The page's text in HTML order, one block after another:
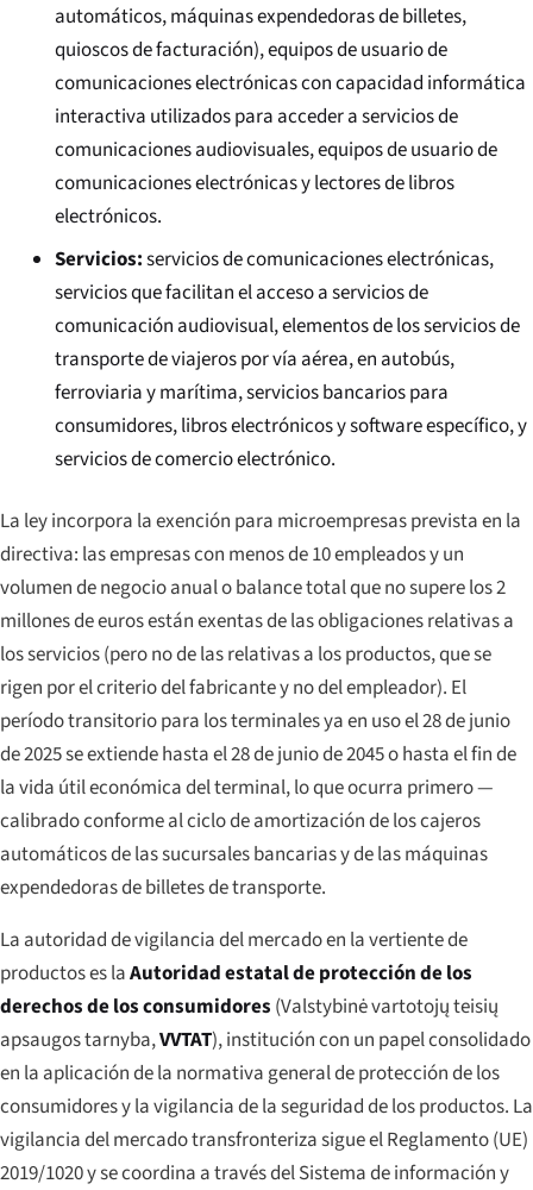
automáticos, máquinas expendedoras de billetes,
quioscos de facturación), equipos de usuario de
comunicaciones electrónicas con capacidad informática
interactiva utilizados para acceder a servicios de
comunicaciones audiovisuales, equipos de usuario de
comunicaciones electrónicas y lectores de libros
electrónicos.
Servicios:servicios de comunicaciones electrónicas,
servicios que facilitan el acceso a servicios de
comunicación audiovisual, elementos de los servicios de
transporte de viajeros por vía aérea, en autobús,
ferroviaria y marítima, servicios bancarios para
consumidores, libros electrónicos y software específico, y
servicios de comercio electrónico.
La ley incorpora la exención para microempresas prevista en la
directiva: las empresas con menos de 10 empleados y un
volumen de negocio anual o balance total que no supere los 2
millones de euros están exentas de las obligaciones relativas a
los servicios (pero no de las relativas a los productos, que se
rigen por el criterio del fabricante y no del empleador). El
período transitorio para los terminales ya en uso el 28 de junio
de 2025 se extiende hasta el 28 de junio de 2045 o hasta el fin de
la vida útil económica del terminal, lo que ocurra primero —
calibrado conforme al ciclo de amortización de los cajeros
automáticos de las sucursales bancarias y de las máquinas
expendedoras de billetes de transporte.
La autoridad de vigilancia del mercado en la vertiente de
productos es laAutoridad estatal de protección de los
derechos de los consumidores (Valstybinė vartotojų teisių
apsaugos tarnyba,VVTAT), institución con un papel consolidado
en la aplicación de la normativa general de protección de los
consumidores y la vigilancia de la seguridad de los productos. La
vigilancia del mercado transfronteriza sigue el Reglamento (UE)
2019/1020 y se coordina a través del Sistema de información y